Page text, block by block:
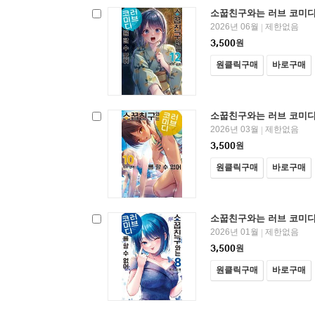
소꿉친구와는 러브 코미
2026년 06월
제한없음
3,500원
원클릭구매 바로구매
소꿉친구와는 러브 코미
2026년 03월
제한없음
3,500원
원클릭구매 바로구매
소꿉친구와는 러브 코미
2026년 01월
제한없음
3,500원
원클릭구매 바로구매